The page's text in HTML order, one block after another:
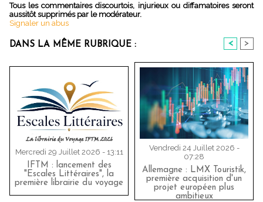
Tous les commentaires discourtois, injurieux ou diffamatoires seront
aussitôt supprimés par le modérateur.
Signaler un abus
DANS LA MÊME RUBRIQUE : < >
Mercredi 29 Juillet 2026 - 13:11
IFTM : lancement des
"Escales Littéraires", la
première librairie du voyage
Vendredi 24 Juillet 2026 -
07:28
Allemagne : LMX Touristik,
première acquisition d'un
projet européen plus
ambitieux